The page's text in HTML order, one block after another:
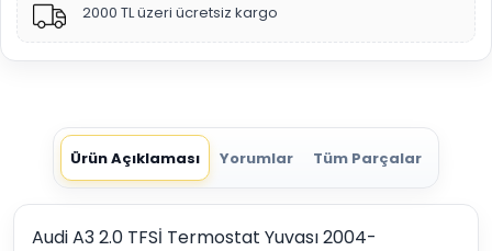
2000 TL üzeri ücretsiz kargo
Ürün Açıklaması Yorumlar Tüm Parçalar
Audi A3 2.0 TFSİ Termostat Yuvası 2004-